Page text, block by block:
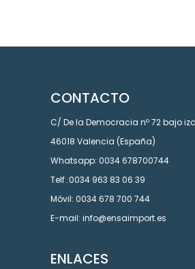
CONTACTO
C/ De la Democracia nº 72 bajo
46018 Valencia (España)
Whatsapp: 0034 678700744
Telf.:0034 963 83 06 39
Móvil: 0034 678 700 744
E-mail: info@ensaimport.es
ENLACES